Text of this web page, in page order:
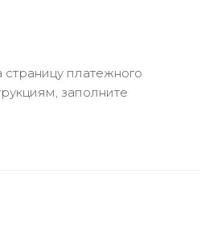
платежного
заполните